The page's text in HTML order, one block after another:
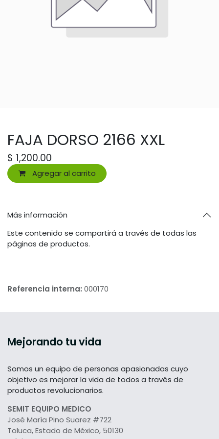
FAJA DORSO 2166 XXL
$ 1,200.00
Agregar al carrito
Más información
Este contenido se compartirá a través de todas las
páginas de productos.
Referencia interna: 000170
Mejorando tu vida
Somos un equipo de personas apasionadas cuyo
objetivo es mejorar la vida de todos a través de
productos revolucionarios.
SEMIT EQUIPO MEDICO
José María Pino Suarez #722
Toluca, Estado de México, 50130